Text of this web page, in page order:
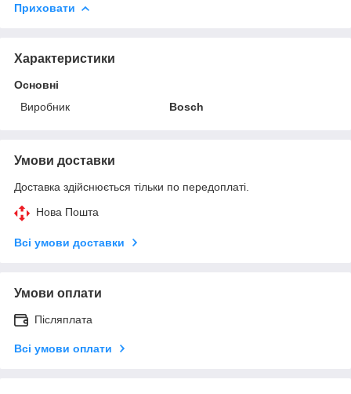
Приховати
Характеристики
Основні
Виробник
Bosch
Умови доставки
Доставка здійснюється тільки по передоплаті.
Нова Пошта
Всі умови доставки
Умови оплати
Післяплата
Всі умови оплати